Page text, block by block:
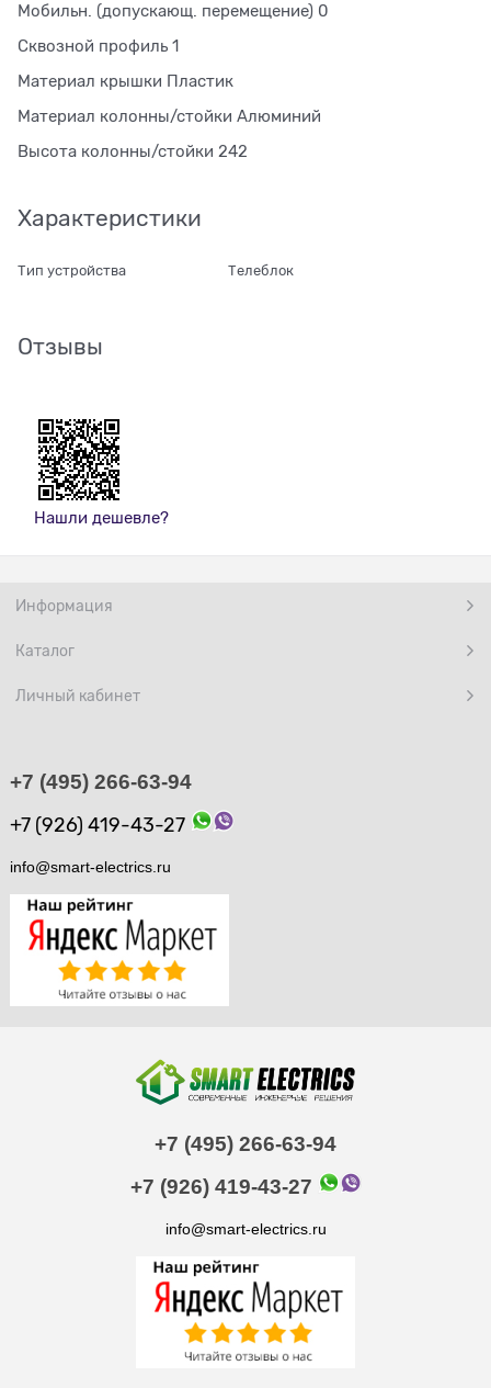
Мобильн. (допускающ. перемещение) 0
Сквозной профиль 1
Материал крышки Пластик
Материал колонны/стойки Алюминий
Высота колонны/стойки 242
Характеристики
Тип устройства Телеблок
Отзывы
Нашли дешевле?
Информация
Каталог
Личный кабинет
+7 (495) 266-63-94
+7 (926) 419-43-27
info@smart-electrics.ru
+7 (495) 266-63-94
+7 (926) 419-43-27
info@smart-electrics.ru